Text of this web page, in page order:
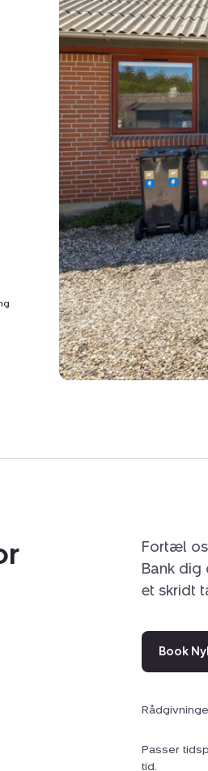
caféer,
Mon det
Fortæl
Bank dig
et skridt
Book
Passer
tid.